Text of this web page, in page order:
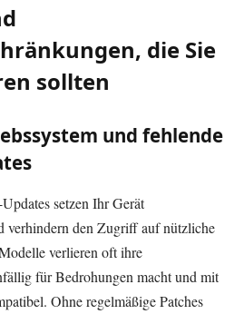
die Sie
sollten
und fehlende
setzen Ihr Gerät
verhindern den Zugriff auf nützliche
verlieren oft ihre
für Bedrohungen macht und mit
Ohne regelmäßige Patches